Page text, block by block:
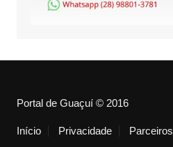
Portal de Guaçuí © 2016
Início Privacidade Parceiros